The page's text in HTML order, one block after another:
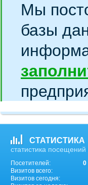
Мы
базы
СТАТИСТИКА
статистика
Посетителей:
0
Визитов всего:
Визитов сегодня: